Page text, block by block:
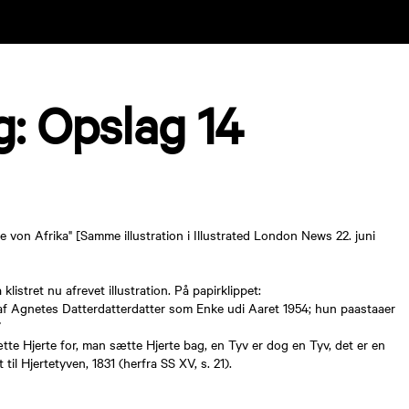
Opslag 14
von Afrika" [Samme illustration i Illustrated London News 22. juni
nu afrevet illustration. På papirklippet:
Agnetes Datterdatterdatter som Enke udi Aaret 1954; hun paastaaer
Hjerte for, man sætte Hjerte bag, en Tyv er dog en Tyv, det er en
Hjertetyven, 1831 (herfra SS XV, s. 21).